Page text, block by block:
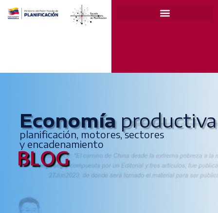
Economíaproductiva
planificación, motores, sectores
y encadenamiento
BLOG